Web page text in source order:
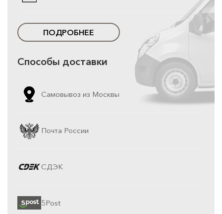
ПОДРОБНЕЕ
Способы доставки
Самовывоз из Москвы
Почта России
СДЭК
5Post